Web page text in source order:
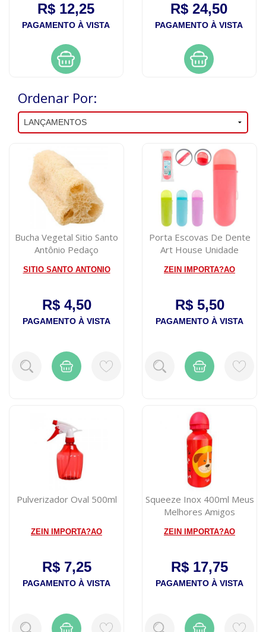
R$ 12,25
PAGAMENTO À VISTA
R$ 24,50
PAGAMENTO À VISTA
Ordenar Por:
Bucha Vegetal Sitio Santo
Antônio Pedaço
SITIO SANTO ANTONIO
R$ 4,50
PAGAMENTO À VISTA
Porta Escovas De Dente
Art House Unidade
ZEIN IMPORTA?AO
R$ 5,50
PAGAMENTO À VISTA
Pulverizador Oval 500ml
ZEIN IMPORTA?AO
R$ 7,25
PAGAMENTO À VISTA
Squeeze Inox 400ml Meus
Melhores Amigos
ZEIN IMPORTA?AO
R$ 17,75
PAGAMENTO À VISTA